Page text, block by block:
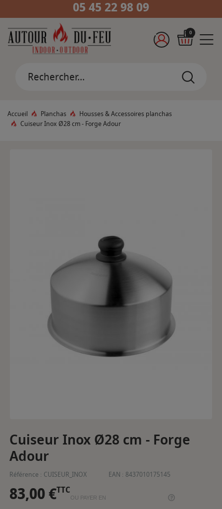
05 45 22 98 09
0
Accueil Planchas
Housses & Accessoires planchas
Cuiseur Inox Ø28 cm - Forge Adour
Cuiseur Inox Ø28 cm - Forge
Adour
Référence : CUISEUR_INOX EAN : 8437010175145
83,00 €TTC
OU PAYER EN